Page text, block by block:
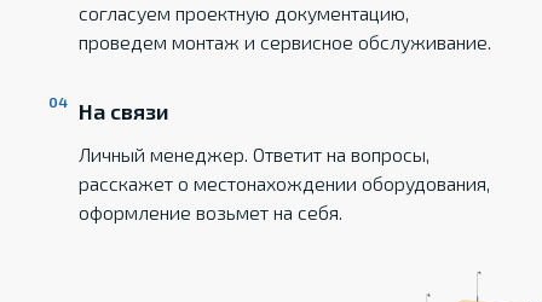
согласуем проектную документацию,
проведем монтаж и сервисное обслуживание.
На связи
Личный менеджер. Ответит на вопросы,
расскажет о местонахождении оборудования,
оформление возьмет на себя.